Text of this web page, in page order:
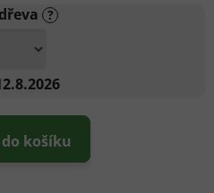
?
košíku